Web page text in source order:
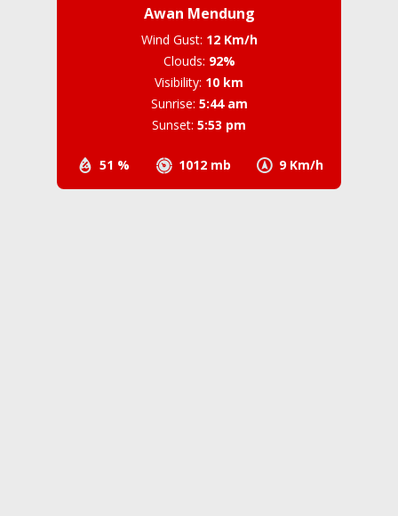
Awan Mendung
51 % 1012 mb 9 Km/h
Wind Gust: 12 Km/h
Clouds: 92%
Visibility: 10 km
Sunrise: 5:44 am
Sunset: 5:53 pm